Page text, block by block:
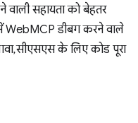
सहायता को बेहतर
WebMCP डीबग करने वाले
सीएसएस के लिए कोड पूरा